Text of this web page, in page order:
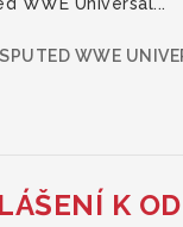
WWE
K